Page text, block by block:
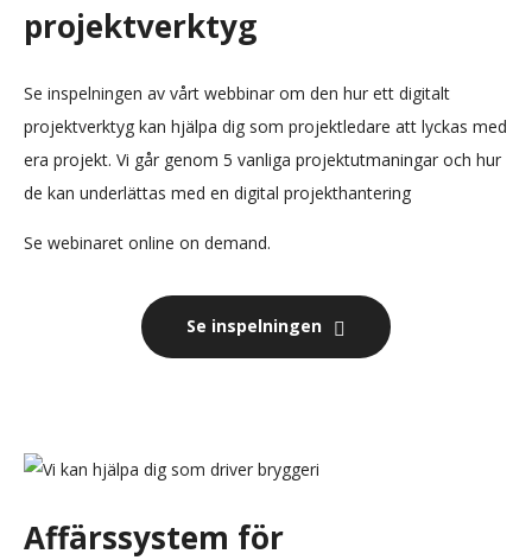
projektverktyg
Se inspelningen av vårt webbinar om den hur ett digitalt
projektverktyg kan hjälpa dig som projektledare att lyckas med
era projekt. Vi går genom 5 vanliga projektutmaningar och hur
de kan underlättas med en digital projekthantering
Se webinaret online on demand.
Se inspelningen
Affärssystem för